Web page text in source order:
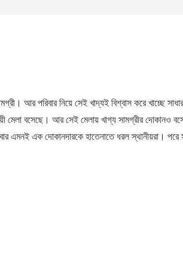
আর পরিবার নিয়ে সেই খাদ্যই বিশ্বাস করে খাচ্ছে
মেলা বসেছে। আর সেই মেলায় খাগ্য সামগ্রীর দোকানও
এমনই এক দোকানদারকে হাতেনাতে ধরল স্থানীয়রা। পরে